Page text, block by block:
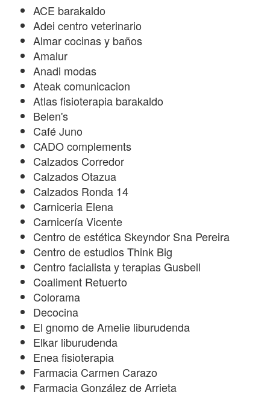
ACE barakaldo
Adei centro veterinario
Almar cocinas y baños
Amalur
Anadi modas
Ateak comunicacion
Atlas fisioterapia barakaldo
Belen's
Café Juno
CADO complements
Calzados Corredor
Calzados Otazua
Calzados Ronda 14
Carniceria Elena
Carnicería Vicente
Centro de estética Skeyndor Sna Pereira
Centro de estudios Think Big
Centro facialista y terapias Gusbell
Coaliment Retuerto
Colorama
Decocina
El gnomo de Amelie liburudenda
Elkar liburudenda
Enea fisioterapia
Farmacia Carmen Carazo
Farmacia González de Arrieta